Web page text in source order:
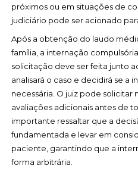
próximos ou em situações de
judiciário pode ser acionado
Após a obtenção do laudo
família, a internação
solicitação deve ser feita junto
analisará o caso e decidirá se a
necessária. O juiz pode solicitar
avaliações adicionais antes de
importante ressaltar que a
fundamentada e levar em
paciente, garantindo que a
forma arbitrária.